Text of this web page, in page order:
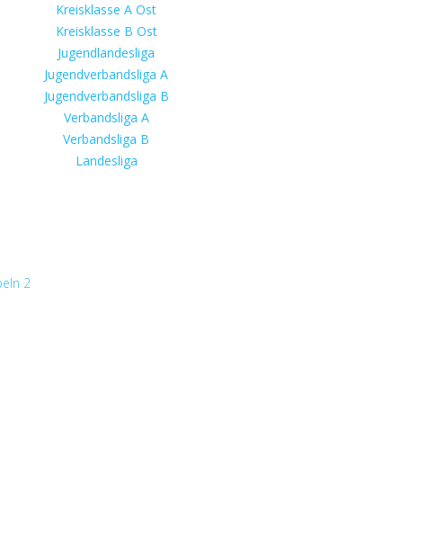
Kreisklasse A Ost
Kreisklasse B Ost
Jugendlandesliga
Jugendverbandsliga A
Jugendverbandsliga B
Verbandsliga A
Verbandsliga B
Landesliga
2